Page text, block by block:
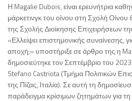
Η Magalie Dubois, είναι ερευνήτρια
μάρκετινγκ του οίνου στη Σχολή
της Σχολής Διοίκησης Επιχειρήσεων
«Ελλείψει επιστημονικής συναίνεσης,
αποχή;» υποστήριξε σε άρθρο της η
δημοσιεύτηκε τον Σεπτέμβριο του
Stefano Castriota (Τμήμα Πολιτικών
της Πίζας, Ιταλία). Σε αυτή τη
παράδειγμα κρίσιμων ζητημάτων για